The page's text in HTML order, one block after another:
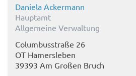
Daniela Ackermann
Hauptamt
Allgemeine Verwaltung
Columbusstraße 26
OT Hamersleben
39393 Am Großen Bruch